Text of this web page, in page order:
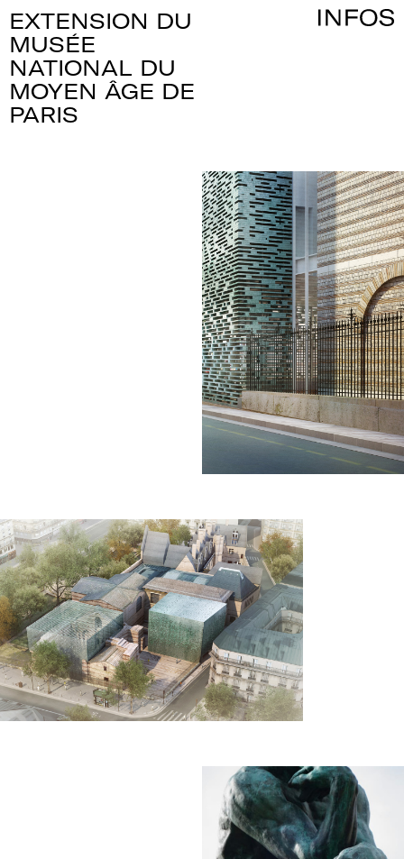
EXTENSION DU
MUSÉE
NATIONAL DU
MOYEN ÂGE DE
PARIS